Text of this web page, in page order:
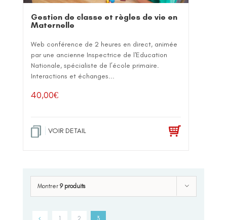
Gestion de classe et règles de vie en
Maternelle
Web conférence de 2 heures en direct, animée
par une ancienne Inspectrice de l'Education
Nationale, spécialiste de l’école primaire.
Interactions et échanges...
40,00€
VOIR DETAIL
Montrer 9 produits
1 2 3